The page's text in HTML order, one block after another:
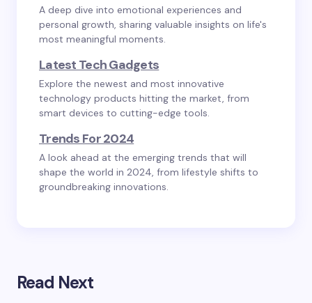
A deep dive into emotional experiences and
personal growth, sharing valuable insights on life's
most meaningful moments.
Latest Tech Gadgets
Explore the newest and most innovative
technology products hitting the market, from
smart devices to cutting-edge tools.
Trends For 2024
A look ahead at the emerging trends that will
shape the world in 2024, from lifestyle shifts to
groundbreaking innovations.
Read Next